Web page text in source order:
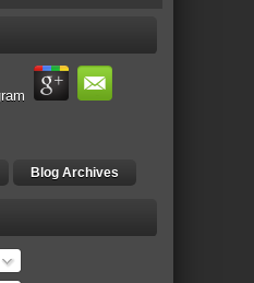
Blog Archives